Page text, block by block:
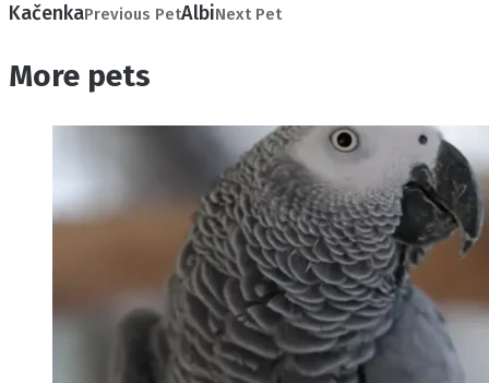
KačenkaPrevious PetAlbiNext Pet
More pets